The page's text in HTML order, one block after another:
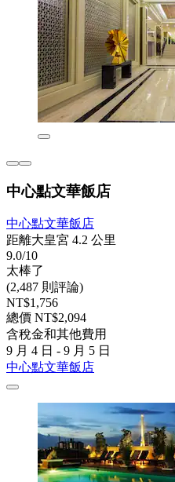
中心點文華飯店
中心點文華飯店
距離大皇宮 4.2 公里
9.0/10
太棒了
(2,487 則評論)
NT$1,756
總價 NT$2,094
含稅金和其他費用
9 月 4 日 - 9 月 5 日
中心點文華飯店